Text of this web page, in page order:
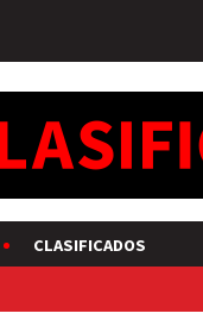
CLASIFICADOS